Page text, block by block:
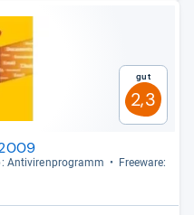
Gut
2,3
Anti­vi­ren­pro­gramm
Free­ware: